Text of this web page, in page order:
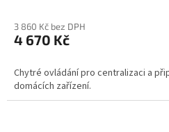
3 860 Kč bez DPH
4 670 Kč
Chytré ovládání pro centralizaci a
domácích zařízení.